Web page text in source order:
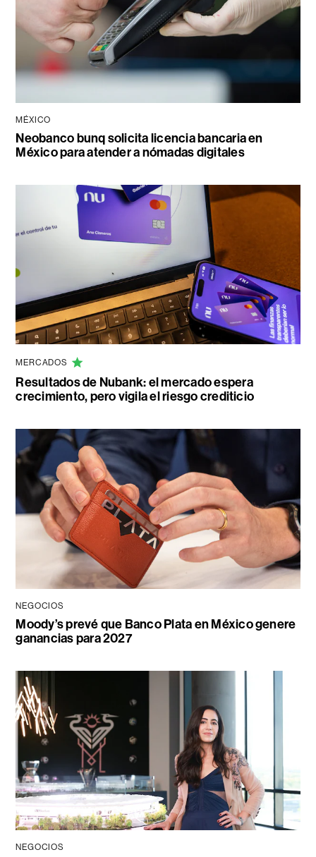
MÉXICO
Neobanco bunq solicita licencia bancaria en
México para atender a nómadas digitales
MERCADOS
Resultados de Nubank: el mercado espera
crecimiento, pero vigila el riesgo crediticio
NEGOCIOS
Moody’s prevé que Banco Plata en México genere
ganancias para 2027
NEGOCIOS